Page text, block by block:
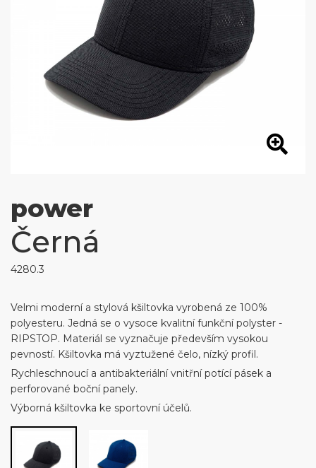
power
Černá
4280.3
Velmi moderní a stylová kšiltovka vyrobená ze 100%
polyesteru. Jedná se o vysoce kvalitní funkční polyster -
RIPSTOP. Materiál se vyznačuje především vysokou
pevností. Kšiltovka má vyztužené čelo, nízký profil.
Rychleschnoucí a antibakteriální vnitřní potící pásek a
perforované boční panely.
Výborná kšiltovka ke sportovní účelů.